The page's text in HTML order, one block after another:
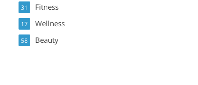
Fitness
31
Wellness
17
Beauty
58